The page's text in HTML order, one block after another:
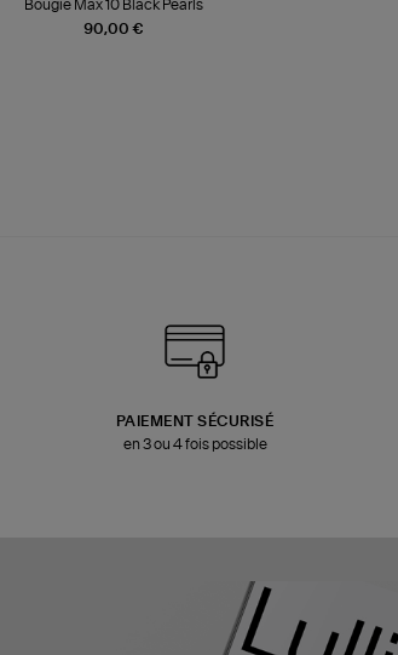
90,00 €
Bougie Max 10 Black Pearls
PAIEMENT SÉCURISÉ
en 3 ou 4 fois possible